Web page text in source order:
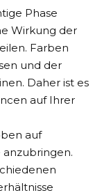
Phase
Wirkung der
Farben
und der
Daher ist es
auf Ihrer
auf
anzubringen.